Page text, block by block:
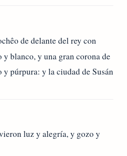
de delante del rey con
y blanco, y una gran corona de
púrpura: y la ciudad de Susán
luz y alegría, y gozo y